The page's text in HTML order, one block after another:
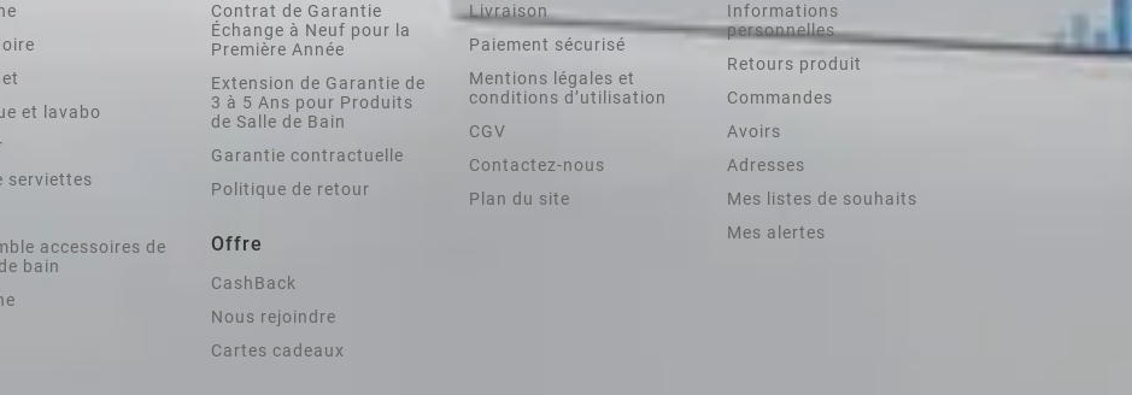
et lavabo
serviettes
accessoires de
bain
Contrat de Garantie
Échange à Neuf pour la
Première Année
Extension de Garantie de
3 à 5 Ans pour Produits
de Salle de Bain
Garantie contractuelle
Politique de retour
Offre
CashBack
Nous rejoindre
Cartes cadeaux
Livraison
Paiement sécurisé
Mentions légales et
conditions d’utilisation
CGV
Contactez-nous
Plan du site
Informations
personnelles
Retours produit
Commandes
Avoirs
Adresses
Mes listes de souhaits
Mes alertes